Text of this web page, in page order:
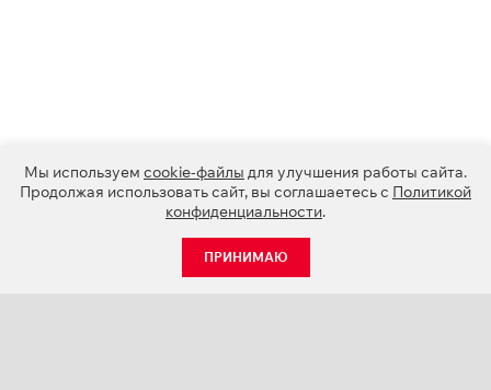
Мы используем cookie-файлы для улучшения работы сайта.
Продолжая использовать сайт, вы соглашаетесь с Политикой
конфиденциальности.
ПРИНИМАЮ